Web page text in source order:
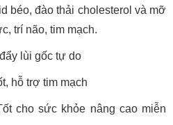
béo, đào thải cholesterol và mỡ
trí não, tim mạch.
lùi gốc tự do
hỗ trợ tim mạch
cho sức khỏe nâng cao miễn